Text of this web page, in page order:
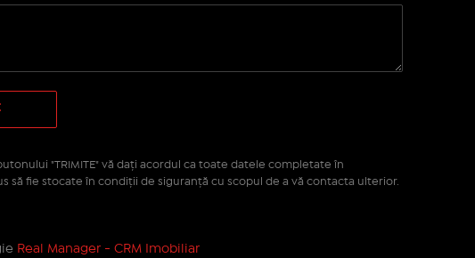
"TRIMITE" vă daţi acordul ca toate datele completate în
să fie stocate în condiţii de siguranţă cu scopul de a vă contacta ulterior.
Real Manager - CRM Imobiliar